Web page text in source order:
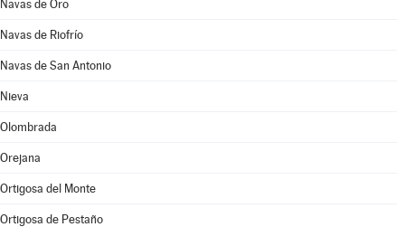
Navas de Oro
Navas de Riofrío
Navas de San Antonio
Nieva
Olombrada
Orejana
Ortigosa del Monte
Ortigosa de Pestaño